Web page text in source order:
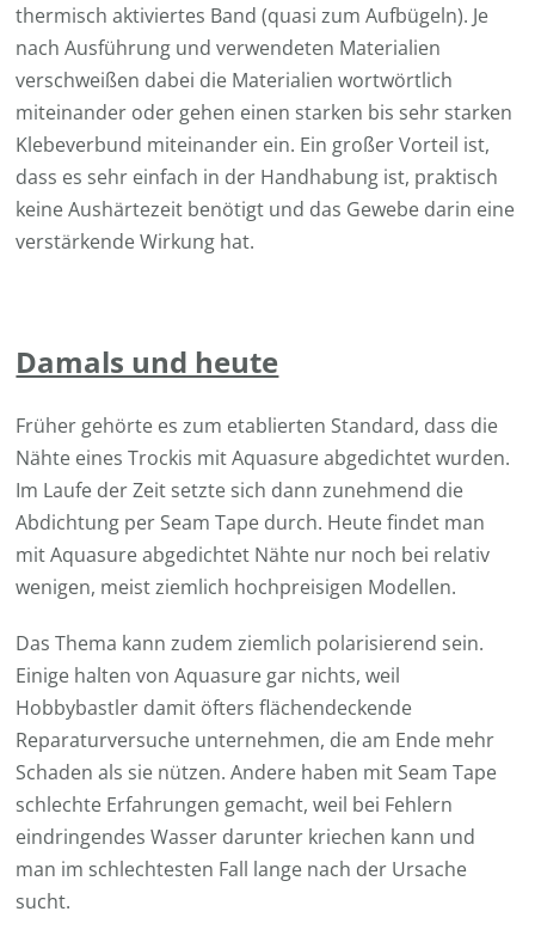
thermisch aktiviertes Band (quasi zum Aufbügeln). Je
nach Ausführung und verwendeten Materialien
verschweißen dabei die Materialien wortwörtlich
miteinander oder gehen einen starken bis sehr starken
Klebeverbund miteinander ein. Ein großer Vorteil ist,
dass es sehr einfach in der Handhabung ist, praktisch
keine Aushärtezeit benötigt und das Gewebe darin eine
verstärkende Wirkung hat.
Damals und heute
Früher gehörte es zum etablierten Standard, dass die
Nähte eines Trockis mit Aquasure abgedichtet wurden.
Im Laufe der Zeit setzte sich dann zunehmend die
Abdichtung per Seam Tape durch. Heute findet man
mit Aquasure abgedichtet Nähte nur noch bei relativ
wenigen, meist ziemlich hochpreisigen Modellen.
Das Thema kann zudem ziemlich polarisierend sein.
Einige halten von Aquasure gar nichts, weil
Hobbybastler damit öfters flächendeckende
Reparaturversuche unternehmen, die am Ende mehr
Schaden als sie nützen. Andere haben mit Seam Tape
schlechte Erfahrungen gemacht, weil bei Fehlern
eindringendes Wasser darunter kriechen kann und
man im schlechtesten Fall lange nach der Ursache
sucht.